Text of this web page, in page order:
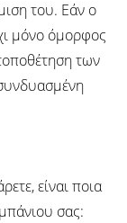
του. Εάν ο
μόνο όμορφος
των
είναι ποια
σας: